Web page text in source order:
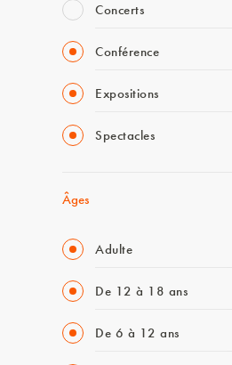
Concerts
Conférence
Expositions
Spectacles
Âges
Adulte
De 12 à 18 ans
De 6 à 12 ans